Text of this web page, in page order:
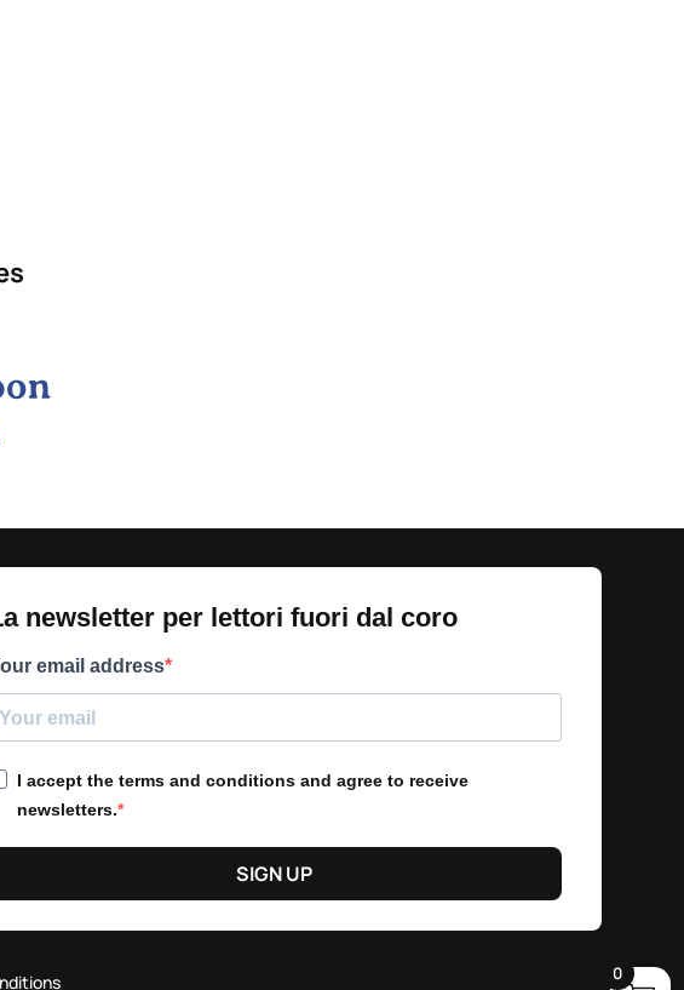
newsletter per lettori fuori dal coro​
email address
I accept the terms and conditions and agree to receive
newsletters.
SIGN UP
0